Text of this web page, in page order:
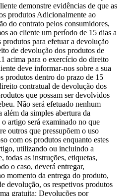
demonstre evidências de que as
produtos Adicionalmente ao
do contrato pelos consumidores,
ao cliente um período de 15 dias a
para efetuar a devolução
de devolução dos produtos de
acima para o exercício do direito
deve informar-nos sobre a sua
produtos dentro do prazo de 15
contratual de devolução dos
que possam ser devolvidos
Não será efetuado nenhum
da simples abertura da
artigo será examinado no que
outros que pressupõem o uso
com os produtos enquanto estes
utilizando ou incluindo a
as instruções, etiquetas,
o caso, deverá entregar,
momento da entrega do produto,
devolução, os respetivos produtos
gratuita: Devoluções por